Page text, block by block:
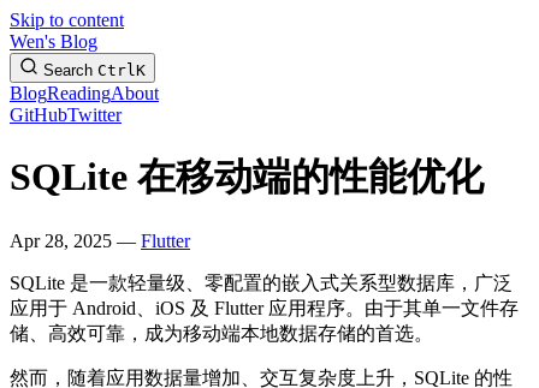
Skip to content
Wen's Blog
Search CtrlK
BlogReadingAbout
GitHubTwitter
SQLite 在移动端的性能优化
Apr 28, 2025 — Flutter
SQLite 是一款轻量级、零配置的嵌入式关系型数据库，广泛
应用于 Android、iOS 及 Flutter 应用程序。由于其单一文件存
储、高效可靠，成为移动端本地数据存储的首选。
然而，随着应用数据量增加、交互复杂度上升，SQLite 的性